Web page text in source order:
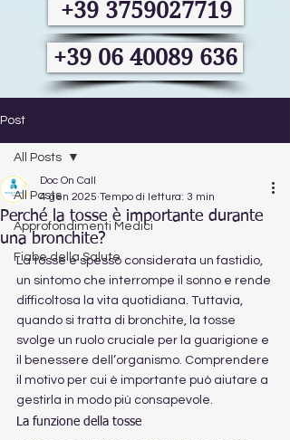
+39 3759027719
+39 06 40089 636
Post
All Posts
Approfondimenti Medici
Fiabe della Salute
All Posts
Perché la tosse è importante durante
una bronchite?
Doc On Call
4 gen 2025 Tempo di lettura: 3 min
La tosse è spesso considerata un fastidio,
un sintomo che interrompe il sonno e rende
difficoltosa la vita quotidiana. Tuttavia,
quando si tratta di bronchite, la tosse
svolge un ruolo cruciale per la guarigione e
il benessere dell’organismo. Comprendere
il motivo per cui è importante può aiutare a
gestirla in modo più consapevole.
La funzione della tosse